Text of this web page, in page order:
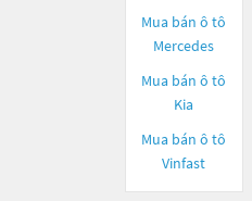
Mua bán ô tô
Mercedes
Mua bán ô tô
Kia
Mua bán ô tô
Vinfast